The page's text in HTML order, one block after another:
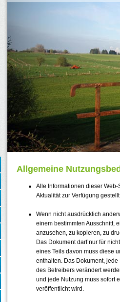
Allgemeine
Alle Informationen dieser
Aktualität zur Verfügung
Wenn nicht ausdrücklich
einem bestimmten Ausschnitt,
anzusehen, zu kopieren, zu
Das Dokument darf nur für
eines Teils davon muss diese
enthalten. Das Dokument,
des Betreibers verändert
und jede Nutzung muss sofort
veröffentlicht wird.